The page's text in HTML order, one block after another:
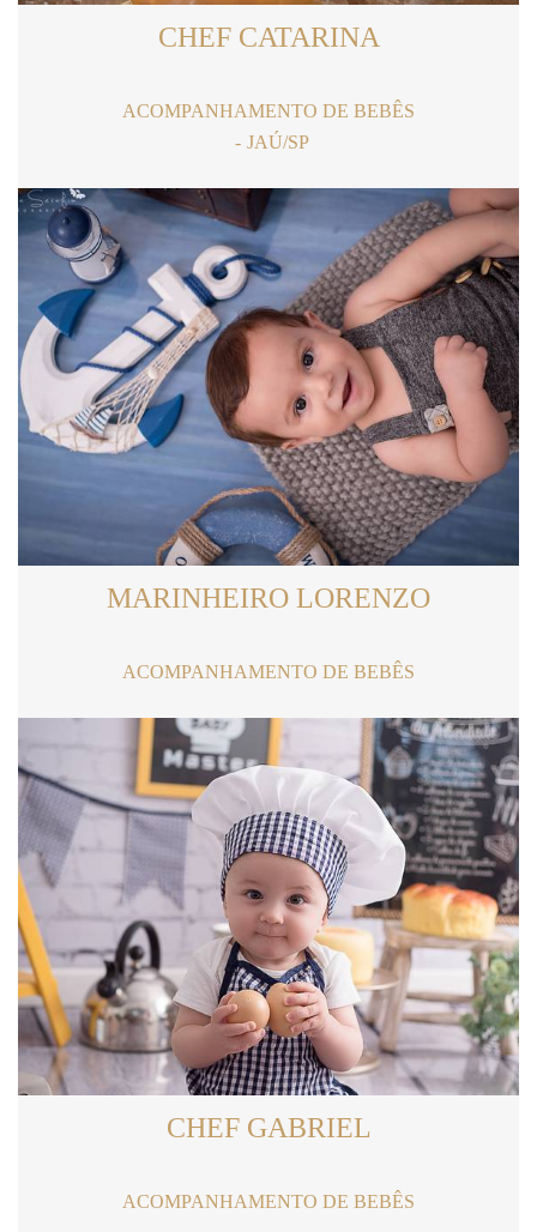
CHEF CATARINA
ACOMPANHAMENTO DE BEBÊS
JAÚ/SP
MARINHEIRO LORENZO
ACOMPANHAMENTO DE BEBÊS
CHEF GABRIEL
ACOMPANHAMENTO DE BEBÊS